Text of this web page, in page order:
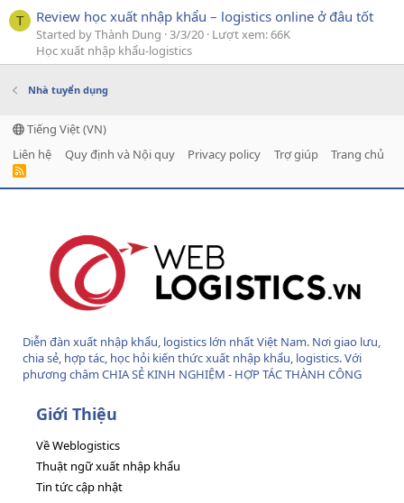
T Review học xuất nhập khẩu – logistics online ở đâu tốt
Started by Thành Dung 3/3/20 Lượt xem: 66K
Học xuất nhập khẩu-logistics
Nhà tuyển dụng
Tiếng Việt (VN)
Liên hệ
Quy định và Nội quy Privacy policy Trợ giúp Trang chủ
R
Diễn đàn xuất nhập khẩu, logistics lớn nhất Việt Nam. Nơi giao lưu,
chia sẻ, hợp tác, học hỏi kiến thức xuất nhập khẩu, logistics. Với
phương châm CHIA SẺ KINH NGHIỆM - HỢP TÁC THÀNH CÔNG
Giới Thiệu
Về Weblogistics
Thuật ngữ xuất nhập khẩu
Tin tức cập nhật